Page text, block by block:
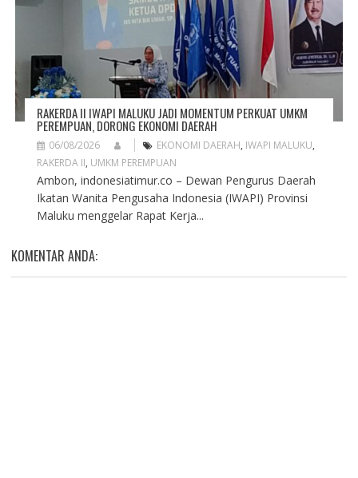
RAKERDA II IWAPI MALUKU JADI MOMENTUM PERKUAT UMKM
PEREMPUAN, DORONG EKONOMI DAERAH
06/08/2026 EKONOMI DAERAH, IWAPI MALUKU,
RAKERDA II, UMKM PEREMPUAN
Ambon, indonesiatimur.co – Dewan Pengurus Daerah
Ikatan Wanita Pengusaha Indonesia (IWAPI) Provinsi
Maluku menggelar Rapat Kerja...
KOMENTAR ANDA: